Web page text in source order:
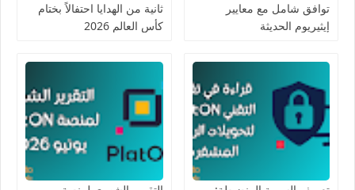
توافق شامل مع معايير
إيثيريوم الحديثة
ثانية من الهدايا احتفالاً بختام
كأس العالم 2026